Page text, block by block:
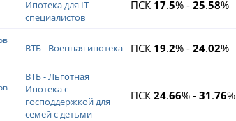
Ипотека для IT-
специалистов
ПСК 17.5% - 25.58%
ВТБ - Военная ипотека ПСК 19.2% - 24.02%
ВТБ - Льготная
Ипотека с
господдержкой для
семей с детьми
ПСК 24.66% - 31.76%